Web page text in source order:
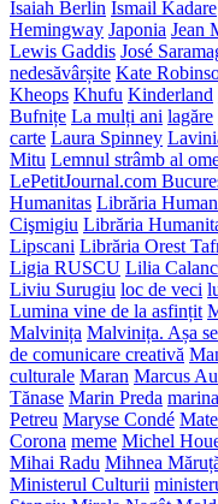
Isaiah Berlin Ismail Kadare
Hemingway Japonia Jean
Lewis Gaddis José
nedesăvârșite Kate
Kheops Khufu Kinderland
Bufnițe La mulți ani lagăre
carte Laura Spinney
Mitu Lemnul strâmb al
LePetitJournal.com
Humanitas Librăria
Cişmigiu Librăria
Lipscani Librăria Orest
Ligia RUSCU Lilia
Liviu Surugiu loc de veci
Lumina vine de la asfințit
Malvinița Malvinița. Așa
de comunicare creativă
culturale Maran Marcus
Tănase Marin Preda
Petreu Maryse Condé
Corona meme Michel
Mihai Radu Mihnea
Ministerul Culturii